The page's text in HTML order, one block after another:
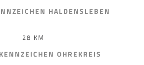
HALDENSLEBEN
28 KM
OHREKREIS